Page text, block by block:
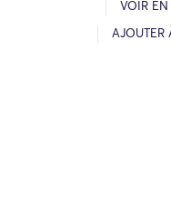
VOIR EN
AJOUTER